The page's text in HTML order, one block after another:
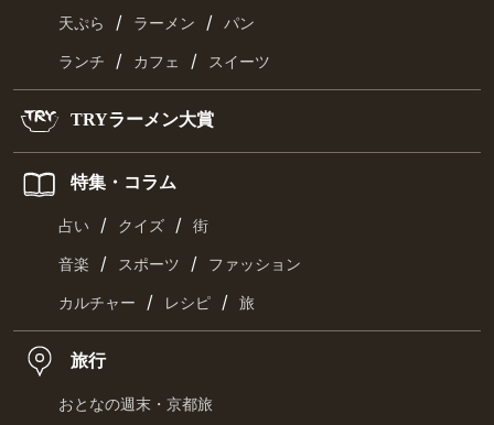
天ぷら / ラーメン / パン
ランチ / カフェ / スイーツ
TRYラーメン大賞
特集・コラム
占い / クイズ / 街
音楽 / スポーツ / ファッション
カルチャー / レシピ / 旅
旅行
おとなの週末・京都旅